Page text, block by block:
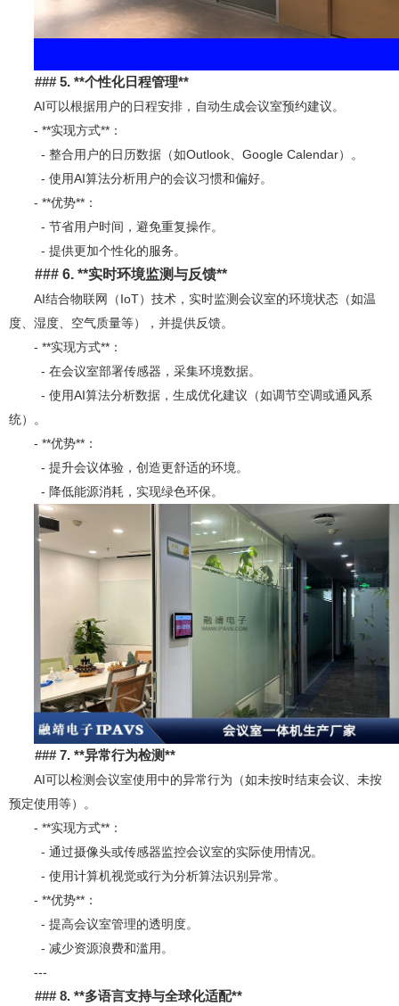
### 5. **个性化日程管理**
AI可以根据用户的日程安排，自动生成会议室预约建议。
- **实现方式**：
- 整合用户的日历数据（如Outlook、Google Calendar）。
- 使用AI算法分析用户的会议习惯和偏好。
- **优势**：
- 节省用户时间，避免重复操作。
- 提供更加个性化的服务。
### 6. **实时环境监测与反馈**
AI结合物联网（IoT）技术，实时监测会议室的环境状态（如温
度、湿度、空气质量等），并提供反馈。
- **实现方式**：
- 在会议室部署传感器，采集环境数据。
- 使用AI算法分析数据，生成优化建议（如调节空调或通风系
统）。
- **优势**：
- 提升会议体验，创造更舒适的环境。
- 降低能源消耗，实现绿色环保。
### 7. **异常行为检测**
AI可以检测会议室使用中的异常行为（如未按时结束会议、未按
预定使用等）。
- **实现方式**：
- 通过摄像头或传感器监控会议室的实际使用情况。
- 使用计算机视觉或行为分析算法识别异常。
- **优势**：
- 提高会议室管理的透明度。
- 减少资源浪费和滥用。
---
### 8. **多语言支持与全球化适配**